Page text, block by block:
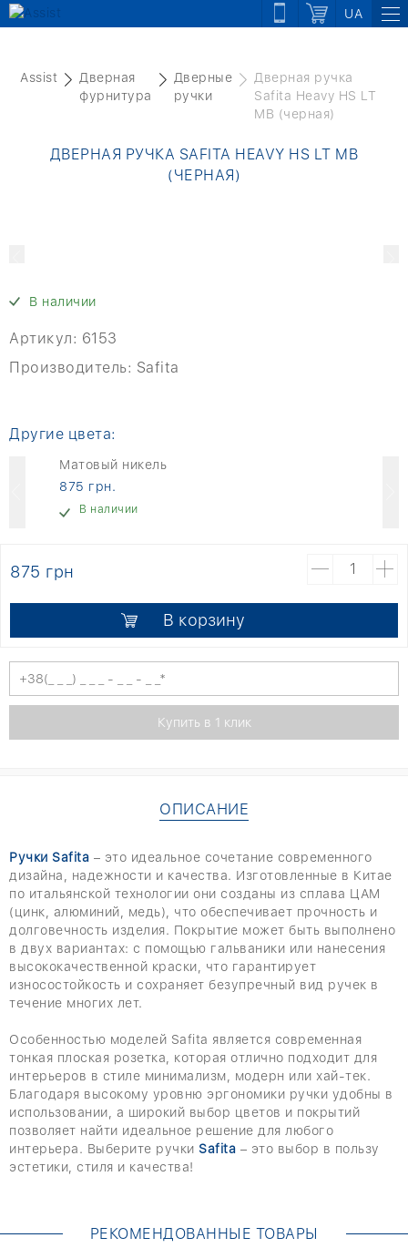
UA
Assist
Дверная
фурнитура
Дверные
ручки
Дверная ручка
Safita Heavy HS LT
MB (черная)
ДВЕРНАЯ РУЧКА SAFITA HEAVY HS LT MB
(ЧЕРНАЯ)
В наличии
Артикул: 6153
Производитель: Safita
Другие цвета:
Матовый никель
875 грн.
В наличии
875 грн
В корзину
ОПИСАНИЕ
Ручки Safita – это идеальное сочетание современного
дизайна, надежности и качества. Изготовленные в Китае
по итальянской технологии они созданы из сплава ЦАМ
(цинк, алюминий, медь), что обеспечивает прочность и
долговечность изделия. Покрытие может быть выполнено
в двух вариантах: с помощью гальваники или нанесения
высококачественной краски, что гарантирует
износостойкость и сохраняет безупречный вид ручек в
течение многих лет.
Особенностью моделей Safita является современная
тонкая плоская розетка, которая отлично подходит для
интерьеров в стиле минимализм, модерн или хай-тек.
Благодаря высокому уровню эргономики ручки удобны в
использовании, а широкий выбор цветов и покрытий
позволяет найти идеальное решение для любого
интерьера. Выберите ручки Safita – это выбор в пользу
эстетики, стиля и качества!
РЕКОМЕНДОВАННЫЕ ТОВАРЫ